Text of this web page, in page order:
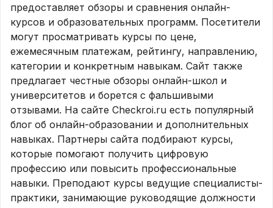
предоставляет обзоры и сравнения онлайн-
курсов и образовательных программ. Посетители
могут просматривать курсы по цене,
ежемесячным платежам, рейтингу, направлению,
категории и конкретным навыкам. Сайт также
предлагает честные обзоры онлайн-школ и
университетов и борется с фальшивыми
отзывами. На сайте Checkroi.ru есть популярный
блог об онлайн-образовании и дополнительных
навыках. Партнеры сайта подбирают курсы,
которые помогают получить цифровую
профессию или повысить профессиональные
навыки. Преподают курсы ведущие специалисты-
практики, занимающие руководящие должности